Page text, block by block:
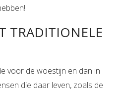
TRADITIONELE
voor de woestijn en dan in
die daar leven, zoals de